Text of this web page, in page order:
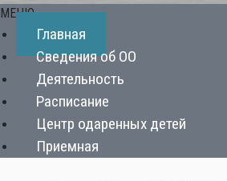
МЕНЮ
Главная
Сведения об ОО
Деятельность
Расписание
Центр одаренных детей
Приемная